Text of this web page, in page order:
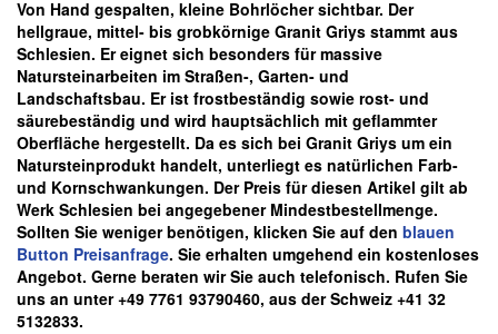
Von Hand gespalten, kleine Bohrlöcher sichtbar. Der
hellgraue, mittel- bis grobkörnige Granit Griys stammt aus
Schlesien. Er eignet sich besonders für massive
Natursteinarbeiten im Straßen-, Garten- und
Landschaftsbau. Er ist frostbeständig sowie rost- und
säurebeständig und wird hauptsächlich mit geflammter
Oberfläche hergestellt. Da es sich bei Granit Griys um ein
Natursteinprodukt handelt, unterliegt es natürlichen Farb-
und Kornschwankungen. Der Preis für diesen Artikel gilt ab
Werk Schlesien bei angegebener Mindestbestellmenge.
Sollten Sie weniger benötigen, klicken Sie auf den blauen
Button Preisanfrage. Sie erhalten umgehend ein kostenloses
Angebot. Gerne beraten wir Sie auch telefonisch. Rufen Sie
uns an unter +49 7761 93790460, aus der Schweiz +41 32
5132833.